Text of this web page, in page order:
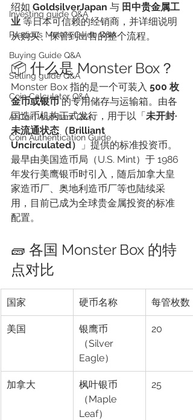
Investing guide Q&A
Precious Metals Guide Q&A
Buying Guide Q&A
Selling guide Q&A
Coin Calculator Q&A
AI Coin Assistant Q&A
Coin Authentication Guide
绍如 GoldsilverJapan 与 田中贵金属工
业 等日本可信赖的经销商，并详细说明
从购买、保管到出售的整个流程。
📦 什么是 Monster Box？
Monster Box 指的是一个可装入 500 枚
金币或银币 的专用储存与运输箱。由各
国造币机构正式发行，用于以「未开封·
未流通状态（Brilliant
Uncirculated）
」提供的标准投资币。
最早由美国造币局（U.S. Mint）于 1986
年发行美鹰银币时引入，随后加拿大皇
家造币厂、奥地利造币厂等也陆续采
用，目前已成为全球贵金属投资的标准
配置。
🧱 各国 Monster Box 的特
点对比
国家 硬币名称 每管枚数
美国
银鹰币
（Silver
Eagle）
20
加拿大
枫叶银币
（Maple
Leaf）
25